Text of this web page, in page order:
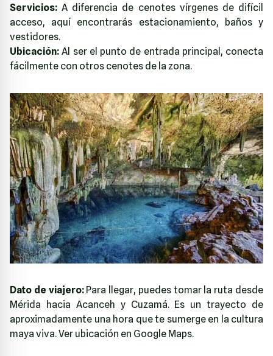
Servicios: A diferencia de cenotes vírgenes de difícil
acceso, aquí encontrarás estacionamiento, baños y
vestidores.
Ubicación: Al ser el punto de entrada principal, conecta
fácilmente con otros cenotes de la zona.
Dato de viajero:Para llegar, puedes tomar la ruta desde
Mérida hacia Acanceh y Cuzamá. Es un trayecto de
aproximadamente una hora que te sumerge en la cultura
maya viva.Ver ubicación en Google Maps.